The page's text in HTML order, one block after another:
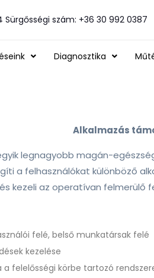
Sürgősségi szám: +36 30 992 0387
Diagnosztika
Alkalmazás
legnagyobb magán-
a felhasználókat különböző
és kezeli az operatívan felmerülő
felé, belső munkatársak felé
kezelése
felelősségi körbe tartozó